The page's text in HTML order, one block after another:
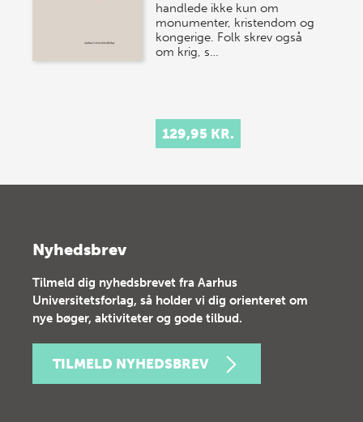
handlede ikke kun om
monumenter, kristendom og
kongerige. Folk skrev også
om krig, s…
129,95 KR.
Nyhedsbrev
Tilmeld dig nyhedsbrevet fra Aarhus
Universitetsforlag, så holder vi dig orienteret om
nye bøger, aktiviteter og gode tilbud.
TILMELD NYHEDSBREV